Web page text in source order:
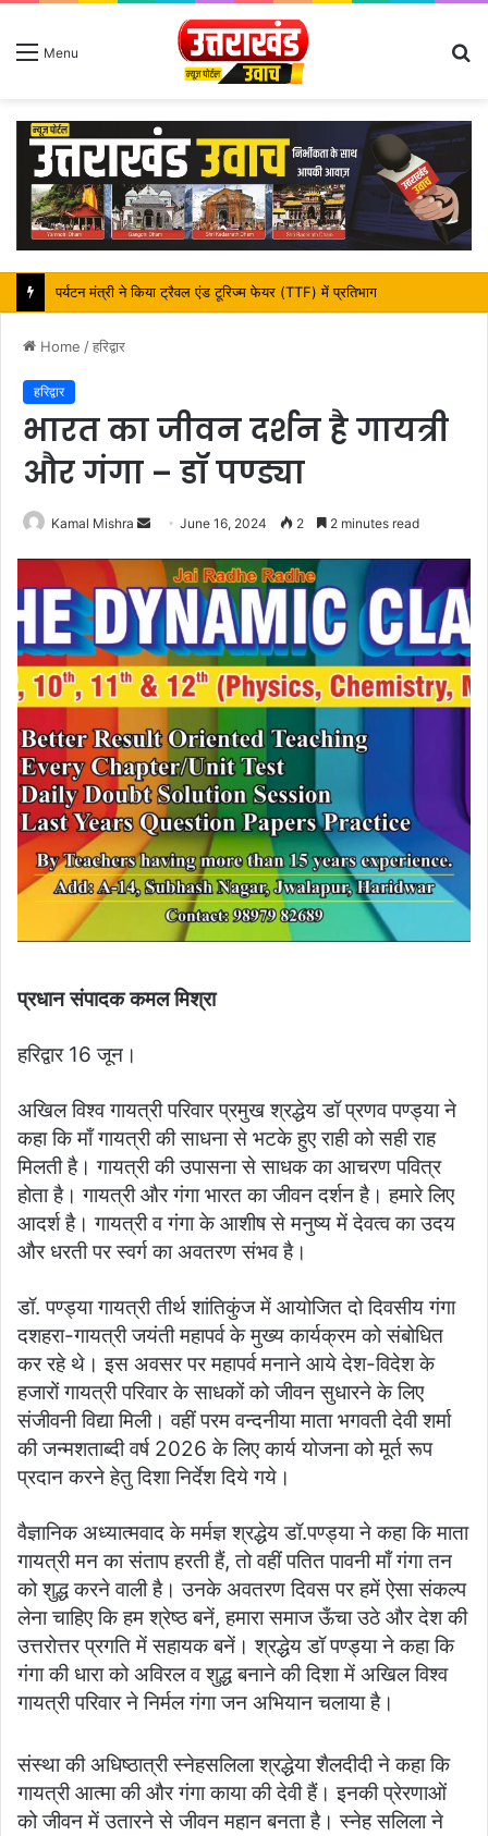
Menu
महापौर शंभू पासवान के जन्मदिवस पर क्षेत्र में विकास की सौगात
Home /हरिद्वार
हरिद्वार
भारत का जीवन दर्शन है गायत्री
और गंगा – डॉ पण्ड्या
Kamal Mishra
Send
email
June 16, 2024 2 2 minutes read
प्रधान संपादक कमल मिश्रा
हरिद्वार 16 जून।
अखिल विश्व गायत्री परिवार प्रमुख श्रद्धेय डॉ प्रणव पण्ड्या ने
कहा कि माँ गायत्री की साधना से भटके हुए राही को सही राह
मिलती है। गायत्री की उपासना से साधक का आचरण पवित्र
होता है। गायत्री और गंगा भारत का जीवन दर्शन है। हमारे लिए
आदर्श है। गायत्री व गंगा के आशीष से मनुष्य में देवत्व का उदय
और धरती पर स्वर्ग का अवतरण संभव है।
डॉ. पण्ड्या गायत्री तीर्थ शांतिकुंज में आयोजित दो दिवसीय गंगा
दशहरा-गायत्री जयंती महापर्व के मुख्य कार्यक्रम को संबोधित
कर रहे थे। इस अवसर पर महापर्व मनाने आये देश-विदेश के
हजारों गायत्री परिवार के साधकों को जीवन सुधारने के लिए
संजीवनी विद्या मिली। वहीं परम वन्दनीया माता भगवती देवी शर्मा
की जन्मशताब्दी वर्ष 2026 के लिए कार्य योजना को मूर्त रूप
प्रदान करने हेतु दिशा निर्देश दिये गये।
वैज्ञानिक अध्यात्मवाद के मर्मज्ञ श्रद्धेय डॉ.पण्ड्या ने कहा कि माता
गायत्री मन का संताप हरती हैं, तो वहीं पतित पावनी माँ गंगा तन
को शुद्ध करने वाली है। उनके अवतरण दिवस पर हमें ऐसा संकल्प
लेना चाहिए कि हम श्रेष्ठ बनें, हमारा समाज ऊँचा उठे और देश की
उत्तरोत्तर प्रगति में सहायक बनें। श्रद्धेय डॉ पण्ड्या ने कहा कि
गंगा की धारा को अविरल व शुद्ध बनाने की दिशा में अखिल विश्व
गायत्री परिवार ने निर्मल गंगा जन अभियान चलाया है।
संस्था की अधिष्ठात्री स्नेहसलिला श्रद्धेया शैलदीदी ने कहा कि
गायत्री आत्मा की और गंगा काया की देवी हैं। इनकी प्रेरणाओं
को जीवन में उतारने से जीवन महान बनता है। स्नेह सलिला ने